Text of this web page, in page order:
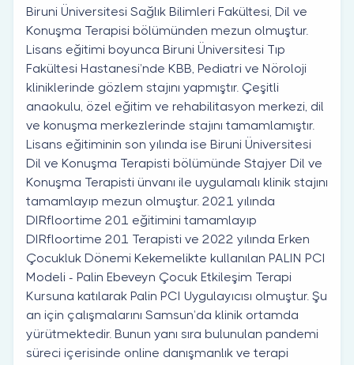
Biruni Üniversitesi Sağlık Bilimleri Fakültesi, Dil ve
Konuşma Terapisi bölümünden mezun olmuştur.
Lisans eğitimi boyunca Biruni Üniversitesi Tıp
Fakültesi Hastanesi’nde KBB, Pediatri ve Nöroloji
kliniklerinde gözlem stajını yapmıştır. Çeşitli
anaokulu, özel eğitim ve rehabilitasyon merkezi, dil
ve konuşma merkezlerinde stajını tamamlamıştır.
Lisans eğitiminin son yılında ise Biruni Üniversitesi
Dil ve Konuşma Terapisti bölümünde Stajyer Dil ve
Konuşma Terapisti ünvanı ile uygulamalı klinik stajını
tamamlayıp mezun olmuştur. 2021 yılında
DIRfloortime 201 eğitimini tamamlayıp
DIRfloortime 201 Terapisti ve 2022 yılında Erken
Çocukluk Dönemi Kekemelikte kullanılan PALIN PCI
Modeli - Palin Ebeveyn Çocuk Etkileşim Terapi
Kursuna katılarak Palin PCI Uygulayıcısı olmuştur. Şu
an için çalışmalarını Samsun’da klinik ortamda
yürütmektedir. Bunun yanı sıra bulunulan pandemi
süreci içerisinde online danışmanlık ve terapi